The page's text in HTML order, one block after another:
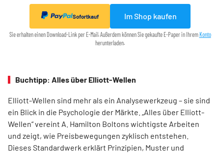
Sofortkauf Im Shop kaufen
Sie erhalten einen Download-Link per E-Mail. Außerdem können Sie gekaufte E-Paper in Ihrem Konto
herunterladen.
Buchtipp: Alles über Elliott-Wellen
Elliott-Wellen sind mehr als ein Analysewerkzeug – sie sind
ein Blick in die Psychologie der Märkte. „Alles über Elliott-
Wellen“ vereint A. Hamilton Boltons wichtigste Arbeiten
und zeigt, wie Preisbewegungen zyklisch entstehen.
Dieses Standardwerk erklärt Prinzipien, Muster und